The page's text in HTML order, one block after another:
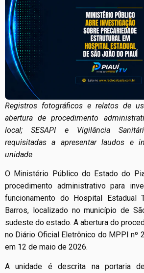
Registros fotográficos e relatos de
abertura de procedimento
local; SESAPI e Vigilância
requisitadas a apresentar laudos e
unidade
O Ministério Público do Estado do
procedimento administrativo para
funcionamento do Hospital Estadual
Barros, localizado no município de
sudeste do estado. A abertura do
no Diário Oficial Eletrônico do MPPI nº
em 12 de maio de 2026.
A unidade é descrita na portaria